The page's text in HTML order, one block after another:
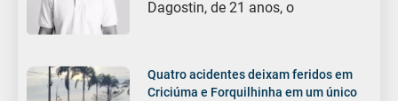
Dagostin, de 21 anos, o
Quatro acidentes deixam feridos em
Criciúma e Forquilhinha em um único